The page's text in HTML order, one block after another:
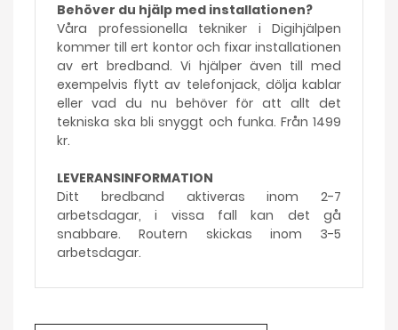
Behöver du hjälp med installationen?
Våra professionella tekniker i Digihjälpen
kommer till ert kontor och fixar installationen
av ert bredband. Vi hjälper även till med
exempelvis flytt av telefonjack, dölja kablar
eller vad du nu behöver för att allt det
tekniska ska bli snyggt och funka. Från 1499
kr.
LEVERANSINFORMATION
Ditt bredband aktiveras inom 2-7
arbetsdagar, i vissa fall kan det gå
snabbare. Routern skickas inom 3-5
arbetsdagar.